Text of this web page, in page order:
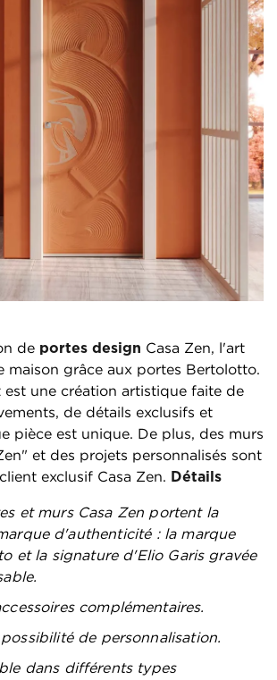
de portes design Casa Zen, l'art
maison grâce aux portes Bertolotto.
une création artistique faite de
de détails exclusifs et
pièce est unique. De plus, des murs
et des projets personnalisés sont
exclusif Casa Zen. Détails
et murs Casa Zen portent la
d'authenticité : la marque
et la signature d'Elio Garis gravée
complémentaires.
de personnalisation.
dans différents types